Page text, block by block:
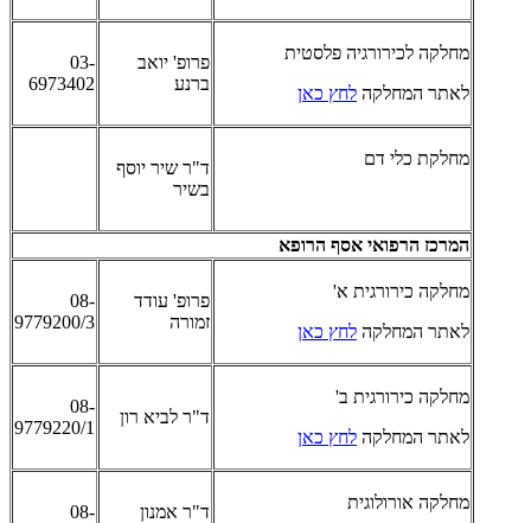
מחלקה לכירורגיה פלסטית
לאתר המחלקה לחץ כאן
פרופ' יואב
ברנע
03-
6973402
מחלקת כלי דם
ד"ר שיר יוסף
בשיר
המרכז הרפואי אסף הרופא
מחלקה כירורגית א'
לאתר המחלקה לחץ כאן
פרופ' עודד
זמורה
08-
9779200/3
מחלקה כירורגית ב'
לאתר המחלקה לחץ כאן
ד"ר לביא רון
08-
9779220/1
מחלקה אורולוגית
ד"ר אמנון
08-